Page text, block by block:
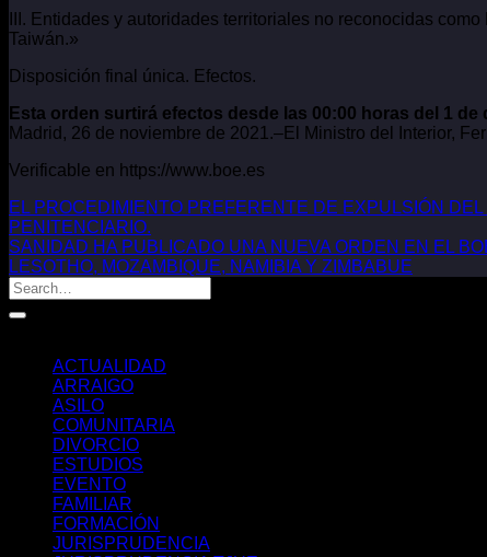
III. Entidades y autoridades territoriales no reconocidas
Taiwán.»
Disposición final única. Efectos.
Esta orden surtirá efectos desde las 00:00 horas del 1 de
Madrid, 26 de noviembre de 2021.–El Ministro del Interior,
Verificable en https://www.boe.es
EL PROCEDIMIENTO PREFERENTE DE EXPULSIÓN
PENITENCIARIO.
SANIDAD HA PUBLICADO UNA NUEVA ORDEN EN EL
LESOTHO, MOZAMBIQUE, NAMIBIA Y ZIMBABUE
ACTUALIDAD
ARRAIGO
ASILO
COMUNITARIA
DIVORCIO
ESTUDIOS
EVENTO
FAMILIAR
FORMACIÓN
JURISPRUDENCIA